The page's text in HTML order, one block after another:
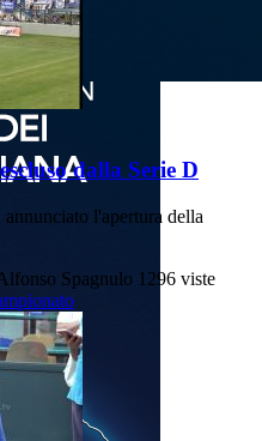
dalla Serie D
l'apertura della
Spagnulo 1296 viste